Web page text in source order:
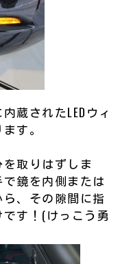
蔵されたLEDウィ
す。
取りはずしま
鏡を内側または
、その隙間に指
す！(けっこう勇